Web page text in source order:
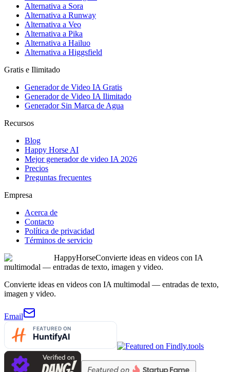
Alternativa a Sora
Alternativa a Runway
Alternativa a Veo
Alternativa a Pika
Alternativa a Hailuo
Alternativa a Higgsfield
Gratis e Ilimitado
Generador de Video IA Gratis
Generador de Video IA Ilimitado
Generador Sin Marca de Agua
Recursos
Blog
Happy Horse AI
Mejor generador de video IA 2026
Precios
Preguntas frecuentes
Empresa
Acerca de
Contacto
Política de privacidad
Términos de servicio
HappyHorseConvierte ideas en videos con IA
multimodal — entradas de texto, imagen y video.
Convierte ideas en videos con IA multimodal — entradas de texto,
imagen y video.
Email